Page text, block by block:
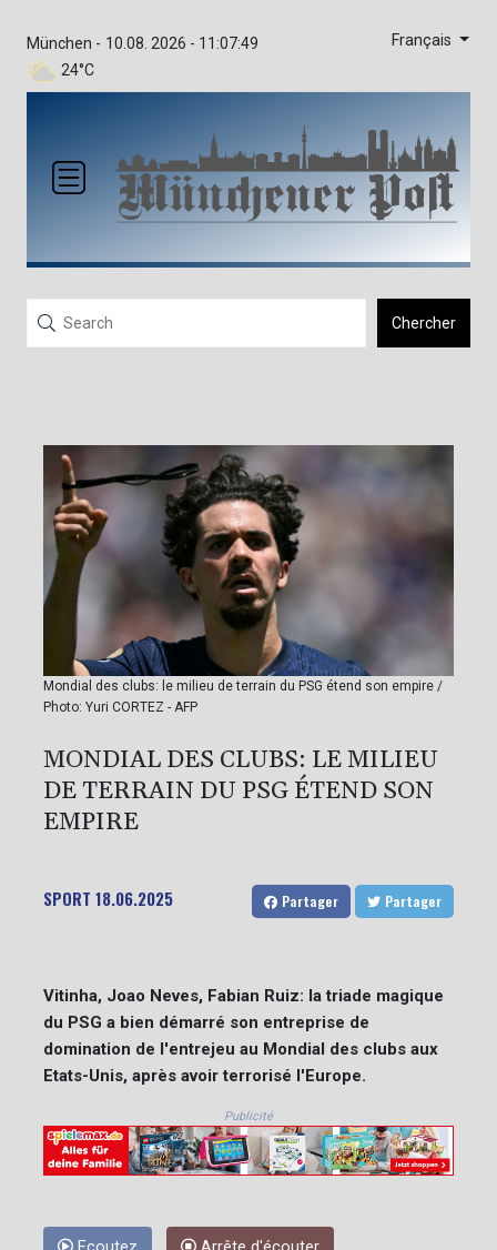
München -
24°C
10.08. 2026 - 11:07:49 Français
Chercher
Mondial des clubs: le milieu de terrain du PSG étend son empire /
Photo: Yuri CORTEZ - AFP
MONDIAL DES CLUBS: LE MILIEU
DE TERRAIN DU PSG ÉTEND SON
EMPIRE
SPORT 18.06.2025 Partager Partager
Vitinha, Joao Neves, Fabian Ruiz: la triade magique
du PSG a bien démarré son entreprise de
domination de l'entrejeu au Mondial des clubs aux
Etats-Unis, après avoir terrorisé l'Europe.
Publicité